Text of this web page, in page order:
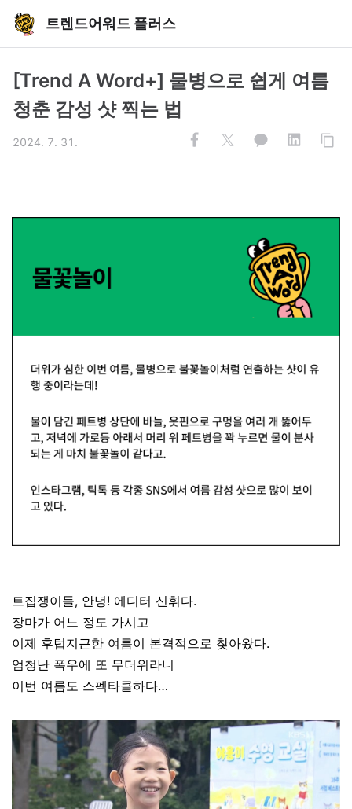
트렌드어워드 플러스
[Trend A Word+] 물병으로 쉽게 여름
청춘 감성 샷 찍는 법
2024. 7. 31.
트집쟁이들, 안녕! 에디터 신휘다.
장마가 어느 정도 가시고
이제 후텁지근한 여름이 본격적으로 찾아왔다.
엄청난 폭우에 또 무더위라니
이번 여름도 스펙타클하다…